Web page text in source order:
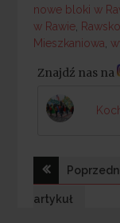
nowe bloki w
w Rawie,
Mieszkaniowa
Znajdź nas na
wpisu
artykuł